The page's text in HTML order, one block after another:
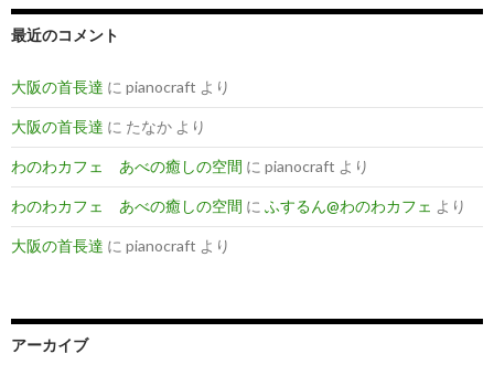
最近のコメント
大阪の首長達 に pianocraft より
大阪の首長達 に たなか より
わのわカフェ あべの癒しの空間 に pianocraft より
わのわカフェ あべの癒しの空間 に ふするん@わのわカフェ より
大阪の首長達 に pianocraft より
アーカイブ